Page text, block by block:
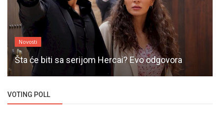
Novosti
Šta će biti sa serijom Hercai? Evo odgovora
VOTING POLL